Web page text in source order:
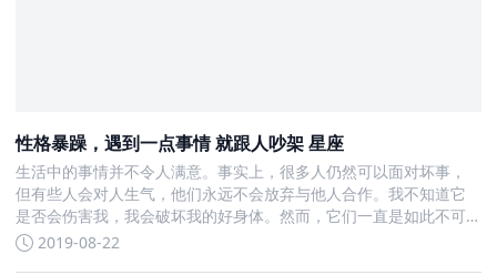
性格暴躁，遇到一点事情 就跟人吵架 星座
生活中的事情并不令人满意。事实上，很多人仍然可以面对坏事，
但有些人会对人生气，他们永远不会放弃与他人合作。我不知道它
是否会伤害我，我会破坏我的好身体。然而，它们一直是如此不可
改变，下次也是如此
2019-08-22